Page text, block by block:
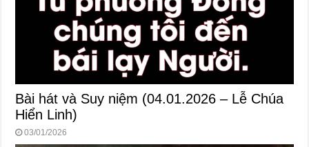
Bài hát và Suy niệm (04.01.2026 – Lễ Chúa
Hiển Linh)
03/01/2026